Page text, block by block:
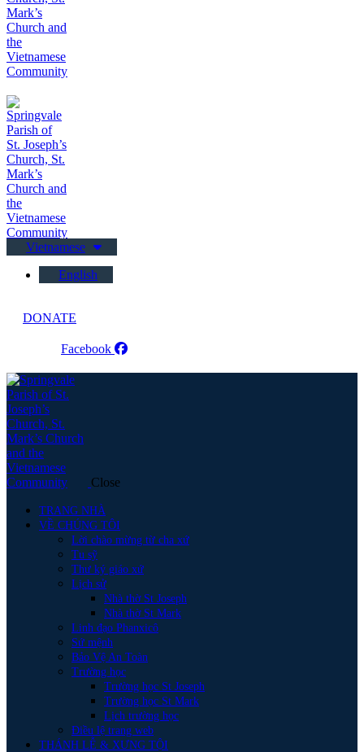
Vietnamese
English
DONATE
Facebook
Close
TRANG NHÀ
VỀ CHÚNG TÔI
Lời chào mừng từ cha xứ
Tu sỹ
Thư ký giáo xứ
Lịch sử
Nhà thờ St Joseph
Nhà thờ St Mark
Linh đạo Phanxicô
Sứ mệnh
Bảo Vệ An Toàn
Trường học
Trường học St Joseph
Trường học St Mark
Lịch trường học
Điều lệ trang web
THÁNH LỄ & XƯNG TỘI